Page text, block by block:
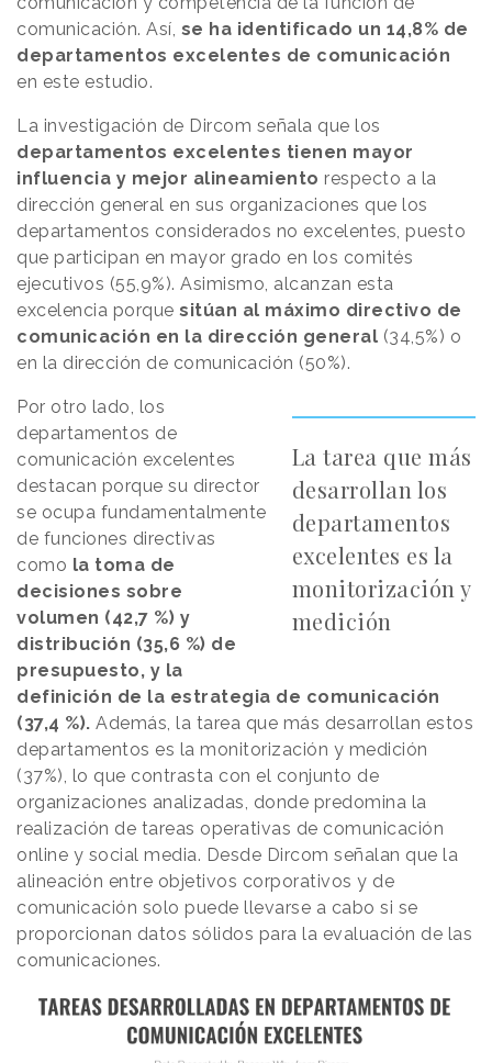
comunicación. Así, se ha identificado un 14,8% de
departamentos excelentes de comunicación
en este estudio.
La investigación de Dircom señala que los
departamentos excelentes tienen mayor
influencia y mejor alineamiento respecto a la
dirección general en sus organizaciones que los
departamentos considerados no excelentes, puesto
que participan en mayor grado en los comités
ejecutivos (55,9%). Asimismo, alcanzan esta
excelencia porque sitúan al máximo directivo de
comunicación en la dirección general (34,5%) o
en la dirección de comunicación (50%).
La tarea que más
desarrollan los
departamentos
excelentes es la
monitorización y
medición
Por otro lado, los
departamentos de
comunicación excelentes
destacan porque su director
se ocupa fundamentalmente
de funciones directivas
como la toma de
decisiones sobre
volumen (42,7 %) y
distribución (35,6 %) de
presupuesto, y la
definición de la estrategia de comunicación
(37,4 %). Además, la tarea que más desarrollan estos
departamentos es la monitorización y medición
(37%), lo que contrasta con el conjunto de
organizaciones analizadas, donde predomina la
realización de tareas operativas de comunicación
online y social media. Desde Dircom señalan que la
alineación entre objetivos corporativos y de
comunicación solo puede llevarse a cabo si se
proporcionan datos sólidos para la evaluación de las
comunicaciones.